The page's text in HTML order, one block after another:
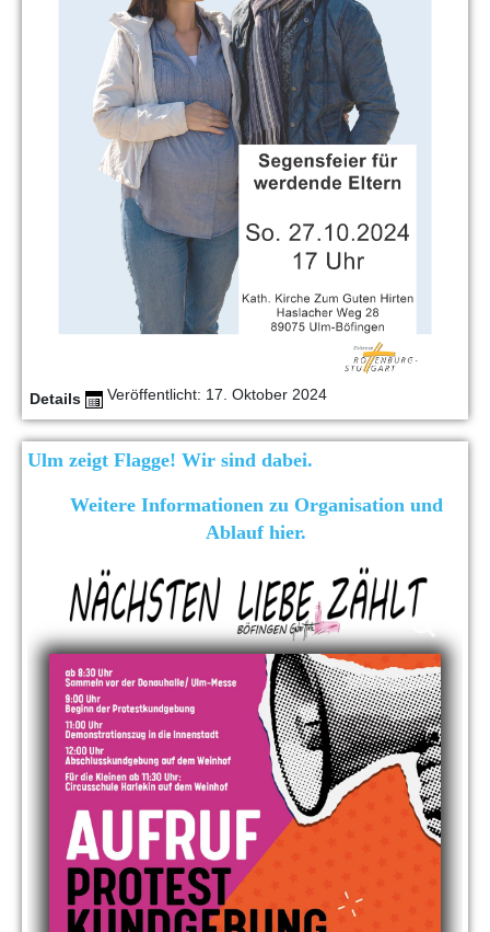
Details Veröffentlicht: 17. Oktober 2024
Ulm zeigt Flagge! Wir sind dabei.
Weitere Informationen zu Organisation und
Ablauf hier.